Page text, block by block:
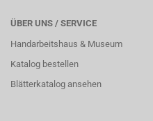
ÜBER UNS / SERVICE
Handarbeitshaus & Museum
Katalog bestellen
Blätterkatalog ansehen